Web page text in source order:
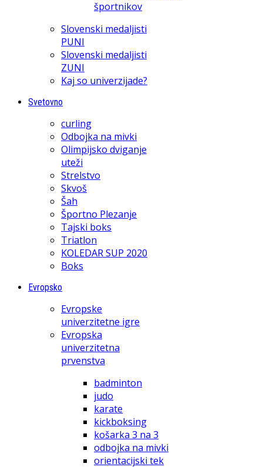
športnikov
Slovenski medaljisti
PUNI
Slovenski medaljisti
ZUNI
Kaj so univerzijade?
Svetovno
curling
Odbojka na mivki
Olimpijsko dviganje
uteži
Strelstvo
Skvoš
Šah
Športno Plezanje
Tajski boks
Triatlon
KOLEDAR SUP 2020
Boks
Evropsko
Evropske
univerzitetne igre
Evropska
univerzitetna
prvenstva
badminton
judo
karate
kickboksing
košarka 3 na 3
odbojka na mivki
orientacijski tek